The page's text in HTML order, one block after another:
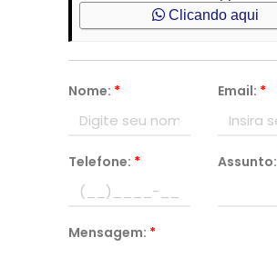
Clicando aqui
Nome: * Email: *
Telefone: * Assunto:
Mensagem: *